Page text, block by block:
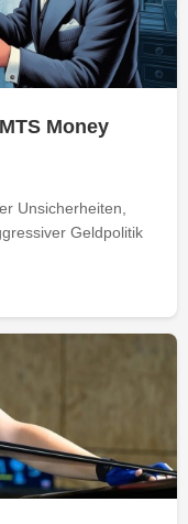
Money
Unsicherheiten,
Geldpolitik